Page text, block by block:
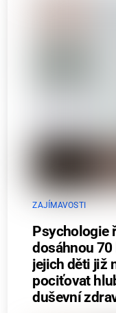
ZAJÍMAVOSTI
Psychologie
dosáhnou 70
jejich děti již
pociťovat
duševní